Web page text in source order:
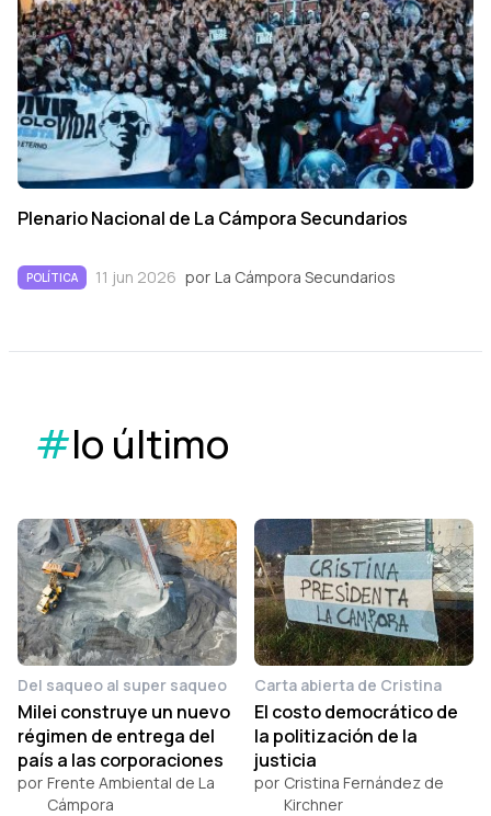
Plenario Nacional de La Cámpora Secundarios
POLÍTICA 11 jun 2026 por La Cámpora Secundarios
#lo último
Del saqueo al super saqueo
Milei construye un nuevo
régimen de entrega del
país a las corporaciones
por Frente Ambiental de La
Cámpora
Carta abierta de Cristina
El costo democrático de
la politización de la
justicia
por Cristina Fernández de
Kirchner